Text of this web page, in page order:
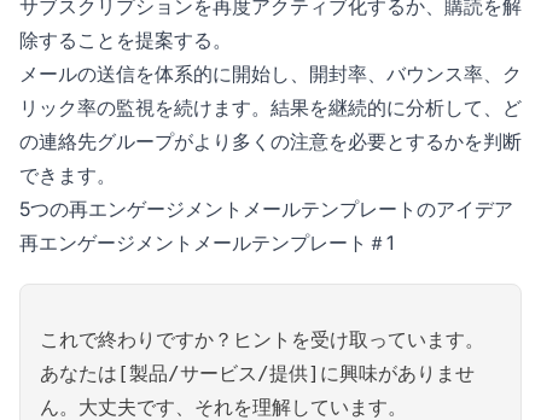
サブスクリプションを再度アクティブ化するか、購読を解
除することを提案する。
メールの送信を体系的に開始し、開封率、バウンス率、ク
リック率の監視を続けます。結果を継続的に分析して、ど
の連絡先グループがより多くの注意を必要とするかを判断
できます。
5つの再エンゲージメントメールテンプレートのアイデア
再エンゲージメントメールテンプレート＃1
これで終わりですか？ヒントを受け取っています。
あなたは[製品/サービス/提供]に興味がありませ
ん。大丈夫です、それを理解しています。